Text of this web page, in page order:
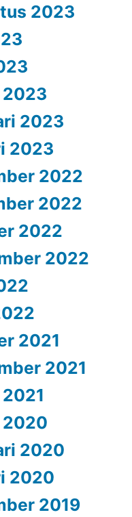
2023
2023
2023
2022
2022
2022
2022
2021
2021
2020
2020
2020
2019